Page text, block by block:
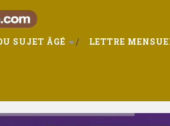
SUJET ÂGÉ LETTRE